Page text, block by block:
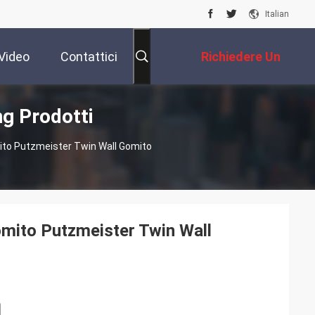
Italian
Contattici Richiedere Un
Preventivo
Prodotti
Putzmeister Twin Wall Gomito
Putzmeister Twin Wall